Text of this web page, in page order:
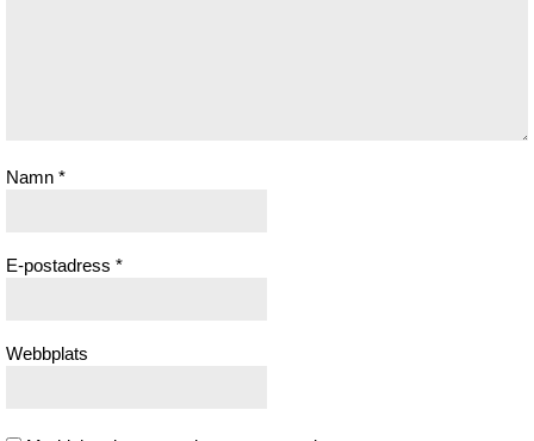
Namn *
E-postadress *
Webbplats